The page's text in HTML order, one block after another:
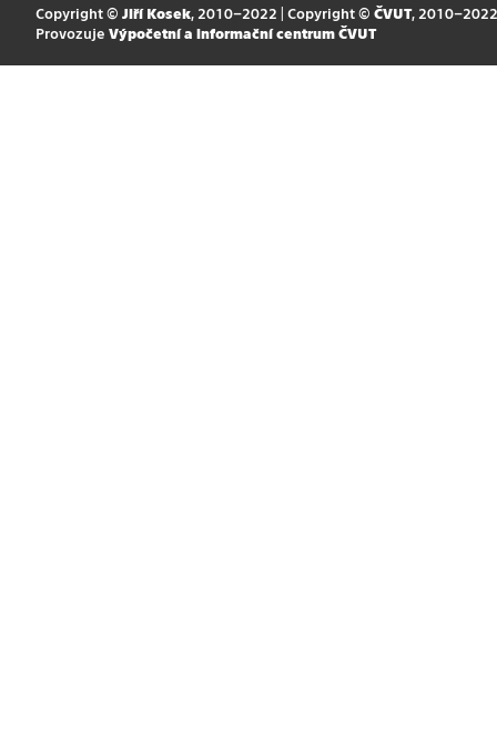
Copyright © Jiří Kosek, 2010–2022 | Copyright © ČVUT, 2010–2022
Provozuje Výpočetní a informační centrum ČVUT